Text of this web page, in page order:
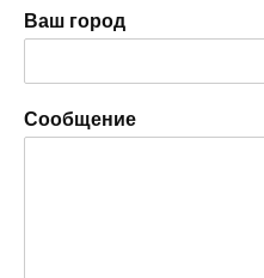
Ваш город
Сообщение